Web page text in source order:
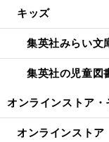
キッズ
集英社みらい文
集英社の児童
オンラインストア・
オンラインストア